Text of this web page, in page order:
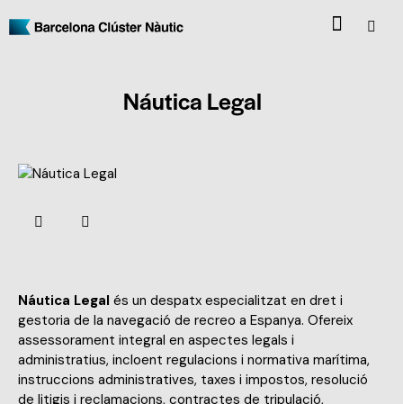
Náutica Legal
Náutica Legal és un despatx especialitzat en dret i
gestoria de la navegació de recreo a Espanya. Ofereix
assessorament integral en aspectes legals i
administratius, incloent regulacions i normativa marítima,
instruccions administratives, taxes i impostos, resolució
de litigis i reclamacions, contractes de tripulació,